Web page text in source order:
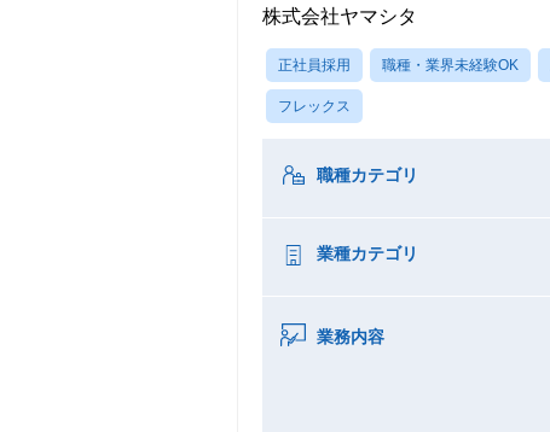
株式会社ヤマシタ
正社員採用 職種・業界未経験OK
フレックス
職種カテゴリ
業種カテゴリ
業務内容